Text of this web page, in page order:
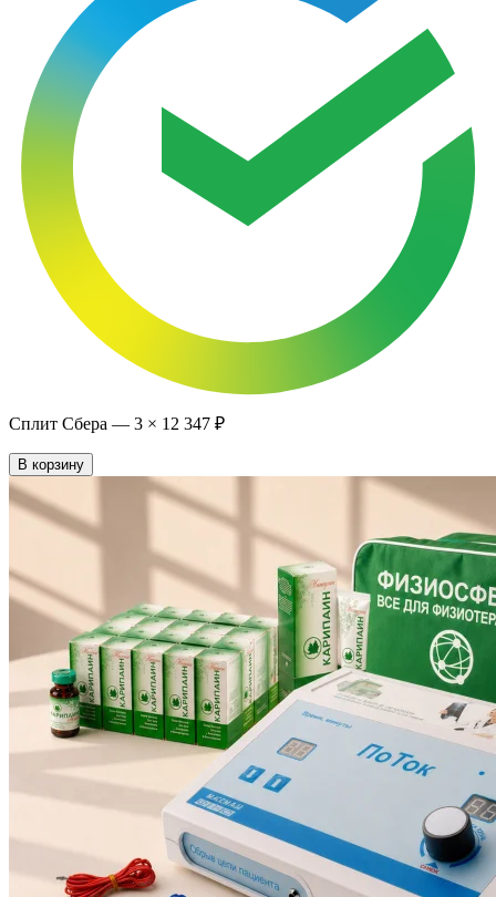
Сплит Сбера — 3 × 12 347 ₽
В корзину